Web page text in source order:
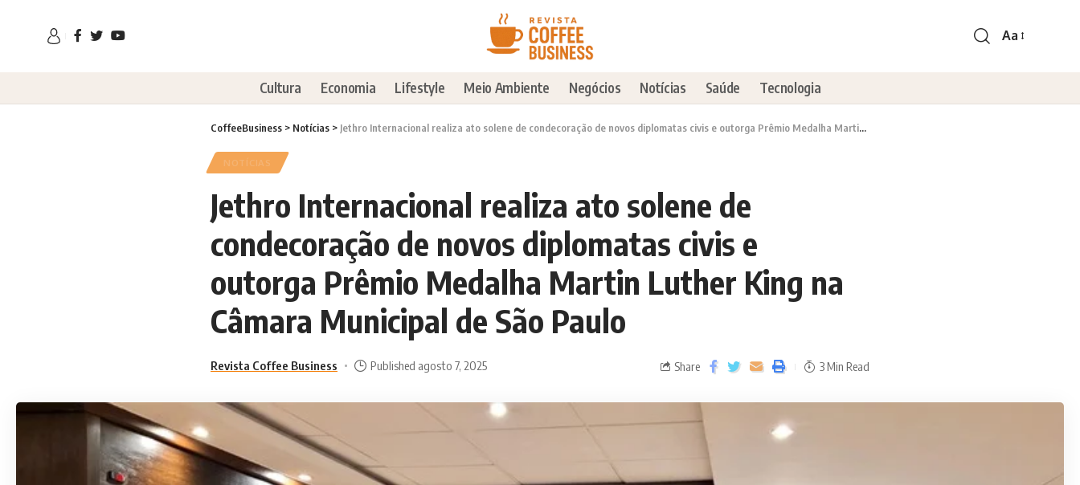
Aa
Cultura Economia Lifestyle Meio Ambiente Negócios Notícias Saúde Tecnologia
CoffeeBusiness > Notícias > Jethro Internacional realiza ato solene de condecoração de novos diplomatas civis e outorga Prêmio Medalha Martin Luther King na Câmara Municipal de São Paulo
NOTÍCIAS
Jethro Internacional realiza ato solene de
condecoração de novos diplomatas civis e
outorga Prêmio Medalha Martin Luther King na
Câmara Municipal de São Paulo
Revista Coffee Business Published agosto 7, 2025 Share 3 Min Read